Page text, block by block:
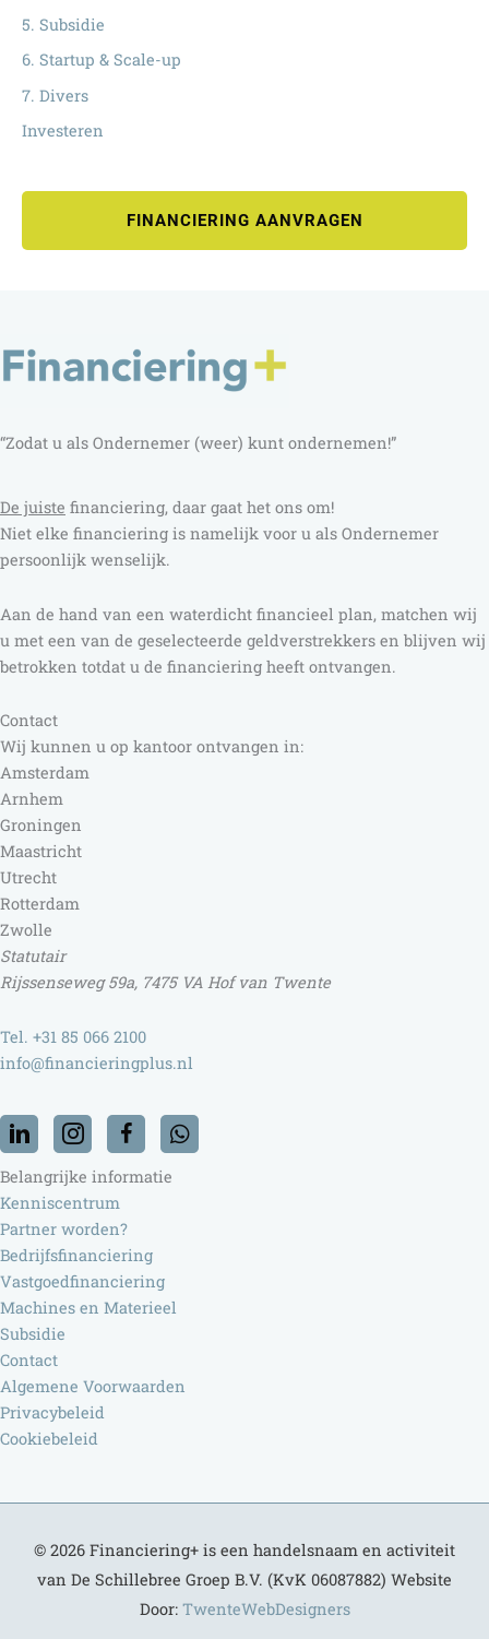
5. Subsidie
6. Startup & Scale-up
7. Divers
Investeren
FINANCIERING AANVRAGEN
“Zodat u als Ondernemer (weer) kunt ondernemen!”
De juiste financiering, daar gaat het ons om!
Niet elke financiering is namelijk voor u als Ondernemer
persoonlijk wenselijk.
Aan de hand van een waterdicht financieel plan, matchen wij
u met een van de geselecteerde geldverstrekkers en blijven wij
betrokken totdat u de financiering heeft ontvangen.
Contact
Wij kunnen u op kantoor ontvangen in:
Amsterdam
Arnhem
Groningen
Maastricht
Utrecht
Rotterdam
Zwolle
Statutair
Rijssenseweg 59a, 7475 VA Hof van Twente
Tel. +31 85 066 2100
info@financieringplus.nl
Belangrijke informatie
Kenniscentrum
Partner worden?
Bedrijfsfinanciering
Vastgoedfinanciering
Machines en Materieel
Subsidie
Contact
Algemene Voorwaarden
Privacybeleid
Cookiebeleid
© 2026 Financiering+ is een handelsnaam en activiteit
van De Schillebree Groep B.V. (KvK 06087882) Website
Door: TwenteWebDesigners